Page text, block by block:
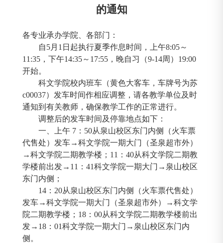
的通知
各专业承办学院、各部门：
自5月 1 日起执行夏季作息时间，上午8:05～
11:35 ，下午14:35～ 17:55 ，晚自习（9-14周） 19:00
开始。
科文学院校内班车（黄色大客车，车牌号为苏
c00037）发车时间作相应调整，请各教学单位及时
通知到有关教师，确保教学工作的正常进行。
调整后的发车时间及停靠地点如下：
一、上午 7 ： 50从泉山校区东门内侧（火车票
代售处）发车→科文学院一期大门（圣泉超市外）
→科文学院二期教学楼； 11 ： 40从科文学院二期教
学楼前出发→ 11 ： 41科文学院一期大门→泉山校区
东门内侧；
14 ： 20从泉山校区东门内侧（火车票代售处）
发车→科文学院一期大门（圣泉超市外）→科文学
院二期教学楼； 18 ： 00从科文学院二期教学楼前出
发→ 18 ： 01科文学院一期大门→泉山校区东门内
侧。